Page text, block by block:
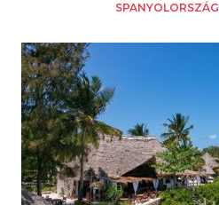
SPANYOLORSZÁG